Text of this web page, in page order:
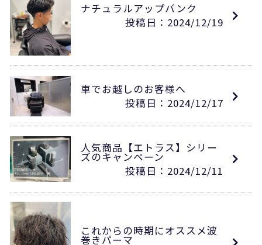
ナチュラルアップバンク
投稿日：2024/12/19
車でお越しのお客様へ
投稿日：2024/12/17
人気商品【エトラス】シリー
ズのキャンペーン
投稿日：2024/12/11
これからの時期にオススメ波
巻きパーマ